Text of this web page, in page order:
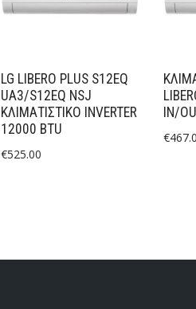
LG LIBERO PLUS S12EQ
UA3/S12EQ NSJ
ΚΛΙΜΑΤΙΣΤΙΚΌ INVERTER
12000 BTU
€525.00
IN/
€